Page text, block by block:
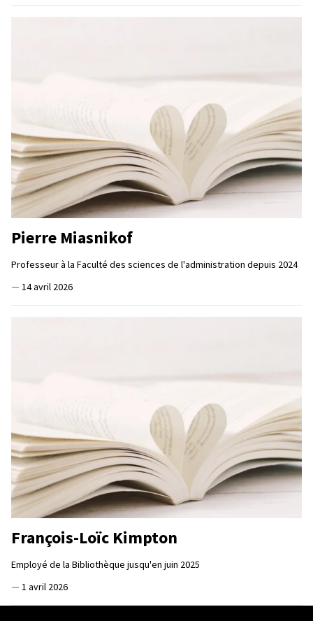
Pierre Miasnikof
Professeur à la Faculté des sciences de l'administration depuis 2024
— 14 avril 2026
François-Loïc Kimpton
Employé de la Bibliothèque jusqu'en juin 2025
— 1 avril 2026